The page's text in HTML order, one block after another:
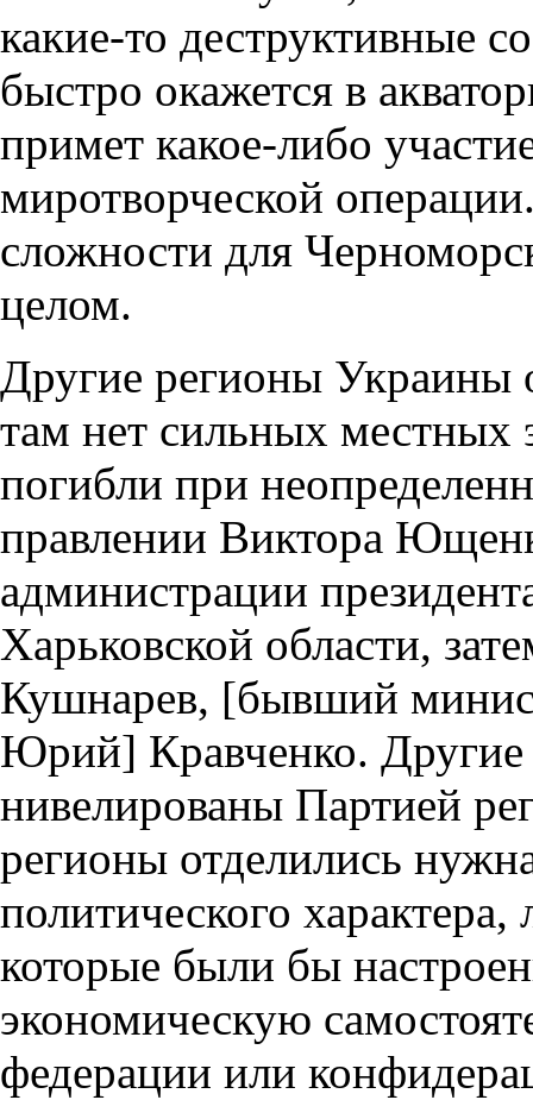
какие-то деструктивные
быстро окажется в
примет какое-либо
миротворческой
сложности для
целом.
Другие регионы Украины
там нет сильных местных
погибли при
правлении Виктора
администрации
Харьковской области,
Кушнарев, [бывший
Юрий] Кравченко.
нивелированы Партией
регионы отделились
политического
которые были бы
экономическую
федерации или